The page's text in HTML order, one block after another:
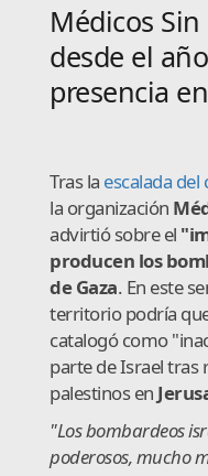
Médicos
desde el
presencia
Tras la escalada
la organización
advirtió sobre el
producen los
de Gaza. En este
territorio podría
catalogó como
parte de Israel tras
palestinos en
"Los bombardeos
poderosos, mucho